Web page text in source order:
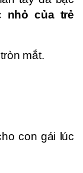
nhỏ của trẻ
mắt.
con gái lúc